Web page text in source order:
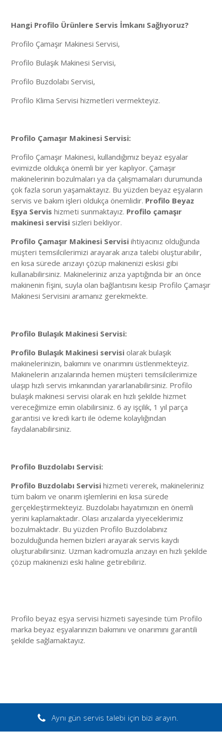
Hangi Profilo Ürünlere Servis İmkanı Sağlıyoruz?
Profilo Çamaşır Makinesi Servisi,
Profilo Bulaşık Makinesi Servisi,
Profilo Buzdolabı Servisi,
Profilo Klima Servisi hizmetleri vermekteyiz.
Profilo Çamaşır Makinesi Servisi:
Profilo Çamaşır Makinesi, kullandığımız beyaz eşyalar
evimizde oldukça önemli bir yer kaplıyor. Çamaşır
makinelerinin bozulmaları ya da çalışmamaları durumunda
çok fazla sorun yaşamaktayız. Bu yüzden beyaz eşyaların
servis ve bakım işleri oldukça önemlidir. Profilo Beyaz
Eşya Servis hizmeti sunmaktayız. Profilo çamaşır
makinesi servisi sizleri bekliyor.
Profilo Çamaşır Makinesi Servisi ihtiyacınız olduğunda
müşteri temsilcilerimizi arayarak arıza talebi oluşturabilir,
en kısa sürede arızayı çözüp makinenizi eskisi gibi
kullanabilirsiniz. Makineleriniz arıza yaptığında bir an önce
makinenin fişini, suyla olan bağlantısını kesip Profilo Çamaşır
Makinesi Servisini aramanız gerekmekte.
Profilo Bulaşık Makinesi Servisi:
Profilo Bulaşık Makinesi servisi olarak bulaşık
makinelerinizin, bakımını ve onarımını üstlenmekteyiz.
Makinelerin arızalarında hemen müşteri temsilcilerimize
ulaşıp hızlı servis imkanından yararlanabilirsiniz. Profilo
bulaşık makinesi servisi olarak en hızlı şekilde hizmet
vereceğimize emin olabilirsiniz. 6 ay işçilik, 1 yıl parça
garantisi ve kredi kartı ile ödeme kolaylığından
faydalanabilirsiniz.
Profilo Buzdolabı Servisi:
Profilo Buzdolabı Servisi hizmeti vererek, makineleriniz
tüm bakım ve onarım işlemlerini en kısa sürede
gerçekleştirmekteyiz. Buzdolabı hayatımızın en önemli
yerini kaplamaktadır. Olası arızalarda yiyeceklerimiz
bozulmaktadır. Bu yüzden Profilo Buzdolabınız
bozulduğunda hemen bizleri arayarak servis kaydı
oluşturabilirsiniz. Uzman kadromuzla arızayı en hızlı şekilde
çözüp makinenizi eski haline getirebiliriz.
Profilo beyaz eşya servisi hizmeti sayesinde tüm Profilo
marka beyaz eşyalarınızın bakımını ve onarımını garantili
şekilde sağlamaktayız.
Aynı gün servis talebi için bizi arayın.